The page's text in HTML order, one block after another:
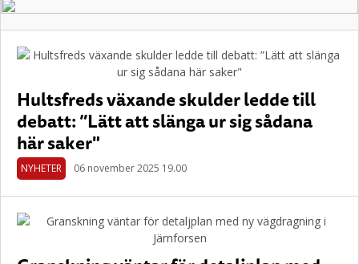
Hultsfreds växande skulder ledde till
debatt: ”Lätt att slänga ur sig sådana
här saker"
NYHETER 06 november 2025 19.00